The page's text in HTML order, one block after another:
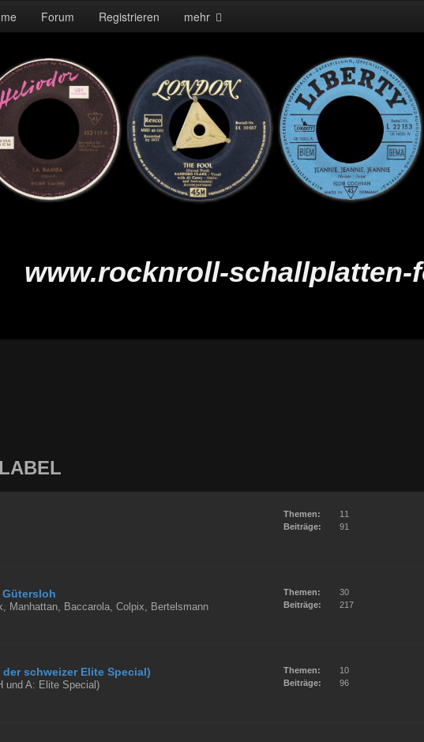
Forum Registrieren mehr
www.rocknroll-schallplatten-
Themen:
11
Beiträge:
91
Gütersloh
Manhattan, Baccarola, Colpix, Bertelsmann
Themen:
30
Beiträge:
217
der schweizer Elite Special)
und A: Elite Special)
Themen:
10
Beiträge:
96